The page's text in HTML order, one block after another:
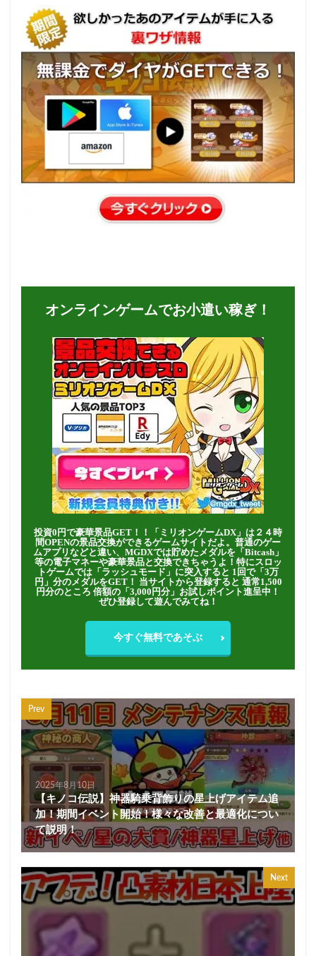
オンラインゲームでお小遣い稼ぎ！
投資0円で豪華景品GET！！「ミリオンゲームDX」は２４時
間OPENの景品交換ができるゲームサイトだよ。普通のゲー
ムアプリなどと違い、MGDXでは貯めたメダルを「Bitcash」
等の電子マネーや豪華景品と交換できちゃうよ！特にスロッ
トゲームでは「ラッシュモード」に突入すると 1回で「3万
円」分のメダルをGET！ 当サイトから登録すると 通常1,500
円分のところ 倍額の「3,000円分」お試しポイント進呈中！
ぜひ登録して遊んでみてね！
今すぐ無料であそぶ
Prev
2025年8月10日
【キノコ伝説】神器騎乗背飾りの星上げアイテム追
加！期間イベント開始！様々な改善と最適化につい
て説明！
Next